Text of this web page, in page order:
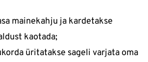
mainekahju ja kardetakse
kaotada;
üritatakse sageli varjata oma